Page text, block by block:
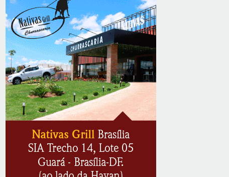
8/7/2026
Flávio Bolsonaro declara apoio a Rodrigo
Valadares e Coronel Rocha na disputa
pelo Senado em Sergipe
8/7/2026
Opinião: Diplomas para um mundo que
não existe mais
8/7/2026
Distrito Federal entra em alerta laranja de
perigo para baixa umidade do ar nesta
sexta-feira (7)
Ampliada oferta de tratamento menos
invasivo para obstruções nas artérias do
coração no Hospital de Base